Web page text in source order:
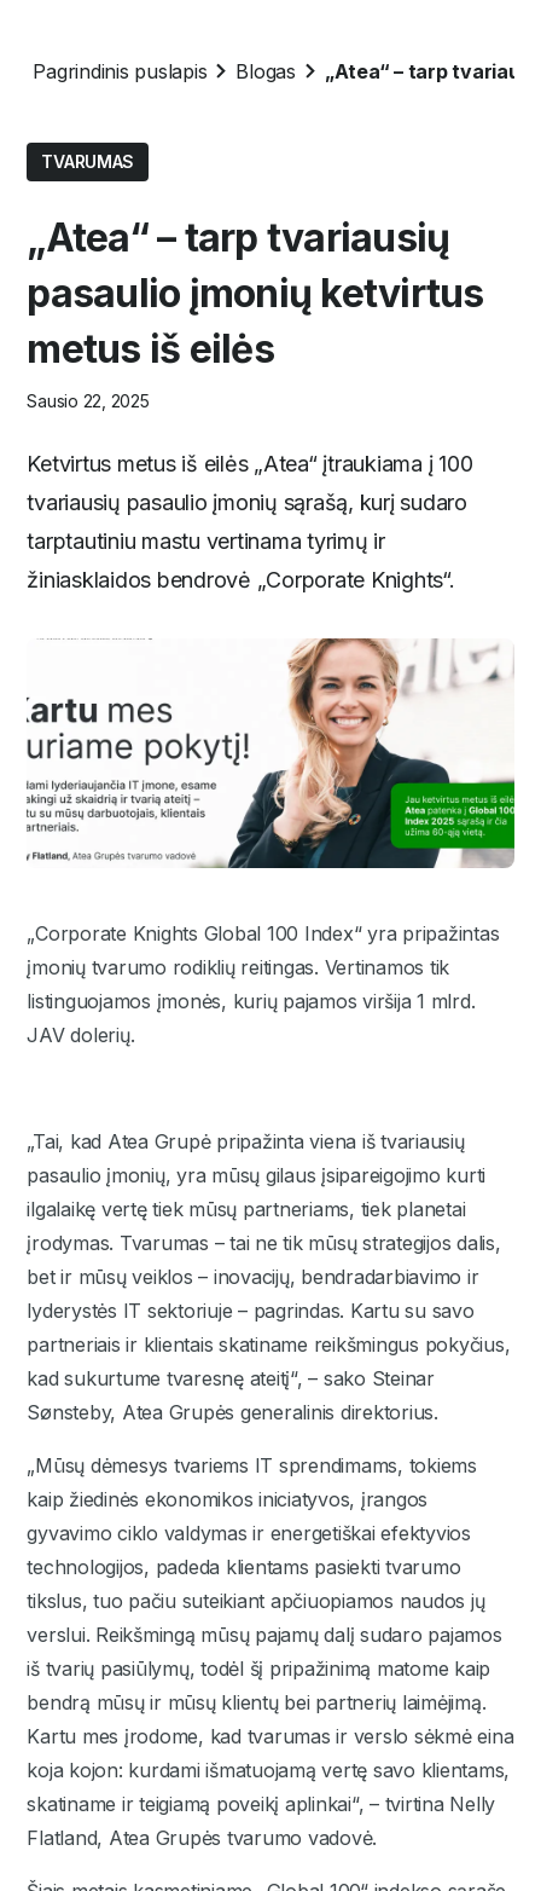
Pagrindinis puslapis Blogas „Atea“ – tarp
TVARUMAS
„Atea“ – tarp tvariausių
pasaulio įmonių ketvirtus
metus iš eilės
Sausio 22, 2025
Ketvirtus metus iš eilės „Atea“ įtraukiama į 100
tvariausių pasaulio įmonių sąrašą, kurį sudaro
tarptautiniu mastu vertinama tyrimų ir
žiniasklaidos bendrovė „Corporate Knights“.
„Corporate Knights Global 100 Index“ yra pripažintas
įmonių tvarumo rodiklių reitingas. Vertinamos tik
listinguojamos įmonės, kurių pajamos viršija 1 mlrd.
JAV dolerių.
„Tai, kad Atea Grupė pripažinta viena iš tvariausių
pasaulio įmonių, yra mūsų gilaus įsipareigojimo kurti
ilgalaikę vertę tiek mūsų partneriams, tiek planetai
įrodymas. Tvarumas – tai ne tik mūsų strategijos dalis,
bet ir mūsų veiklos – inovacijų, bendradarbiavimo ir
lyderystės IT sektoriuje – pagrindas. Kartu su savo
partneriais ir klientais skatiname reikšmingus pokyčius,
kad sukurtume tvaresnę ateitį“, – sako Steinar
Sønsteby, Atea Grupės generalinis direktorius.
„Mūsų dėmesys tvariems IT sprendimams, tokiems
kaip žiedinės ekonomikos iniciatyvos, įrangos
gyvavimo ciklo valdymas ir energetiškai efektyvios
technologijos, padeda klientams pasiekti tvarumo
tikslus, tuo pačiu suteikiant apčiuopiamos naudos jų
verslui. Reikšmingą mūsų pajamų dalį sudaro pajamos
iš tvarių pasiūlymų, todėl šį pripažinimą matome kaip
bendrą mūsų ir mūsų klientų bei partnerių laimėjimą.
Kartu mes įrodome, kad tvarumas ir verslo sėkmė eina
koja kojon: kurdami išmatuojamą vertę savo klientams,
skatiname ir teigiamą poveikį aplinkai“, – tvirtina Nelly
Flatland, Atea Grupės tvarumo vadovė.